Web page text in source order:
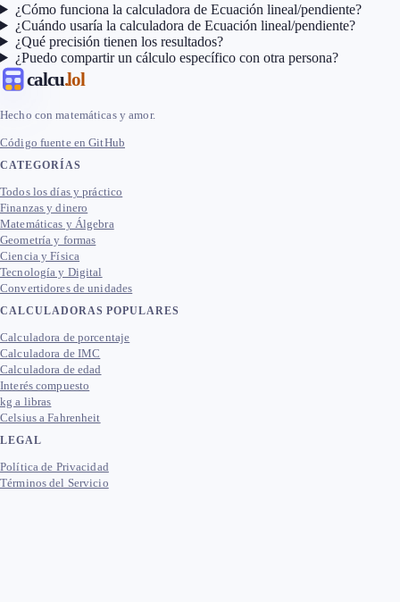
¿Cómo funciona la calculadora de Ecuación lineal/pendiente?
¿Cuándo usaría la calculadora de Ecuación lineal/pendiente?
¿Qué precisión tienen los resultados?
¿Puedo compartir un cálculo específico con otra persona?
calcu.lol
Hecho con matemáticas y amor.
Código fuente en GitHub
CATEGORÍAS
Todos los días y práctico
Finanzas y dinero
Matemáticas y Álgebra
Geometría y formas
Ciencia y Física
Tecnología y Digital
Convertidores de unidades
CALCULADORAS POPULARES
Calculadora de porcentaje
Calculadora de IMC
Calculadora de edad
Interés compuesto
kg a libras
Celsius a Fahrenheit
LEGAL
Política de Privacidad
Términos del Servicio